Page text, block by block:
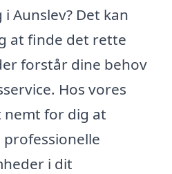
Aunslev? Det kan
at finde det rette
forstår dine behov
Hos vores
for dig at
i dit